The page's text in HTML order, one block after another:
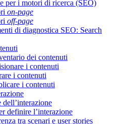
per i motori di ricerca (SEO)
on-page
off-page
di diagnostica SEO: Search
dei contenuti
i contenuti
i contenuti
i contenuti
dell’interazione
definire l’interazione
tra scenari e user stories